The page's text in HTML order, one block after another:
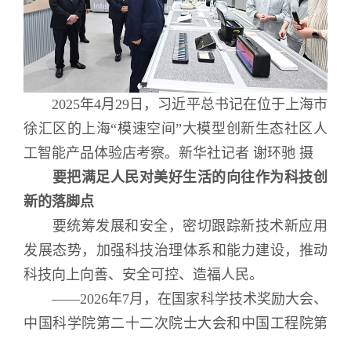
2025年4月29日，习近平总书记在位于上海市
徐汇区的上海“模速空间”大模型创新生态社区人
工智能产品体验店考察。新华社记者 谢环驰 摄
要把满足人民对美好生活的向往作为科技创
新的落脚点
要统筹发展和安全，密切跟踪新技术新应用
发展态势，加强科技治理体系和能力建设，推动
科技向上向善、安全可控、造福人民。
——2026年7月，在国家科学技术奖励大会、
中国科学院第二十二次院士大会和中国工程院第